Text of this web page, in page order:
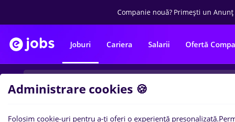
Companie nouă? Primești un
Joburi Cariera Salarii Ofertă
Administrare cookies 🍪
Folosim cookie-uri pentru a-ți oferi o experiență presonalizată.